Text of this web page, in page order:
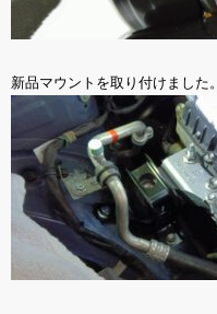
新品マウントを取り付けました。